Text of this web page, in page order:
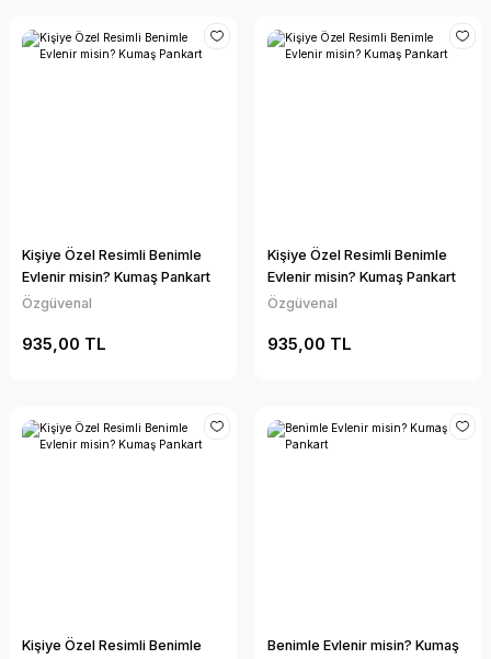
Kişiye Özel Resimli Benimle
Evlenir misin? Kumaş Pankart
Özgüvenal
935,00 TL
Kişiye Özel Resimli Benimle
Evlenir misin? Kumaş Pankart
Özgüvenal
935,00 TL
Kişiye Özel Resimli Benimle
Benimle Evlenir misin? Kumaş